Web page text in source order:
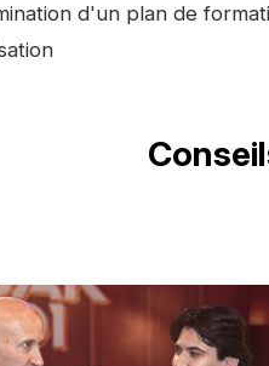
d'un plan de